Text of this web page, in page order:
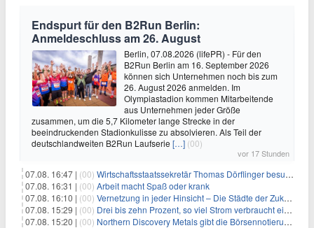
Endspurt für den B2Run Berlin:
Anmeldeschluss am 26. August
Berlin, 07.08.2026 (lifePR) - Für den
B2Run Berlin am 16. September 2026
können sich Unternehmen noch bis zum
26. August 2026 anmelden. Im
Olympiastadion kommen Mitarbeitende
aus Unternehmen jeder Größe
zusammen, um die 5,7 Kilometer lange Strecke in der
beeindruckenden Stadionkulisse zu absolvieren. Als Teil der
deutschlandweiten B2Run Laufserie […] (00)
vor 17 Stunden
07.08. 16:47 | (00) Wirtschaftsstaatssekretär Thomas Dörflinger besucht Handwerksbetrieb im Kammerbezirk Freiburg
07.08. 16:31 | (00) Arbeit macht Spaß oder krank
07.08. 16:10 | (00) Vernetzung in jeder Hinsicht – Die Städte der Zukunft sind grün-blau
07.08. 15:29 | (00) Drei bis zehn Prozent, so viel Strom verbraucht ein Aufzug im Gebäude
07.08. 15:20 | (00) Northern Discovery Metals gibt die Börsennotierung an der Frankfurter Wertpapierbörse bekannt